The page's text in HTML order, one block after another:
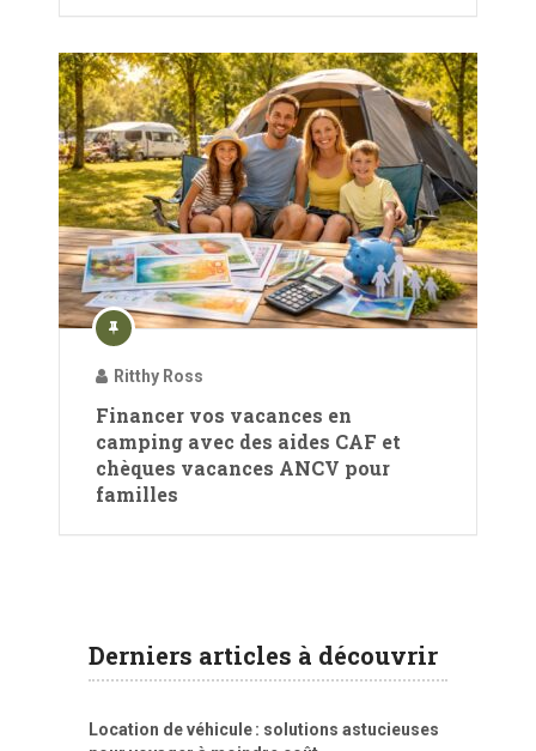
Ritthy Ross
Financer vos vacances en
camping avec des aides CAF et
chèques vacances ANCV pour
familles
Derniers articles à découvrir
Location de véhicule : solutions astucieuses